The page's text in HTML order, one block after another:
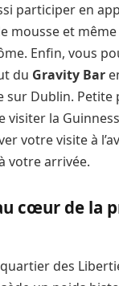
participer en
mousse et
Enfin, vous
du Gravity Bar
sur Dublin. Petite
visiter la
votre visite à
votre arrivée.
cœur de la
des